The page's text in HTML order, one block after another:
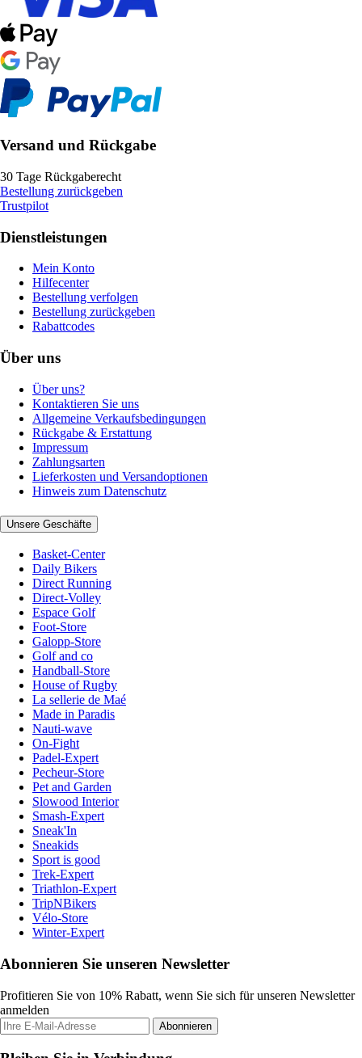
Versand und Rückgabe
30 Tage Rückgaberecht
Bestellung zurückgeben
Trustpilot
Dienstleistungen
Mein Konto
Hilfecenter
Bestellung verfolgen
Bestellung zurückgeben
Rabattcodes
Über uns
Über uns?
Kontaktieren Sie uns
Allgemeine Verkaufsbedingungen
Rückgabe & Erstattung
Impressum
Zahlungsarten
Lieferkosten und Versandoptionen
Hinweis zum Datenschutz
Unsere Geschäfte
Basket-Center
Daily Bikers
Direct Running
Direct-Volley
Espace Golf
Foot-Store
Galopp-Store
Golf and co
Handball-Store
House of Rugby
La sellerie de Maé
Made in Paradis
Nauti-wave
On-Fight
Padel-Expert
Pecheur-Store
Pet and Garden
Slowood Interior
Smash-Expert
Sneak'In
Sneakids
Sport is good
Trek-Expert
Triathlon-Expert
TripNBikers
Vélo-Store
Winter-Expert
Abonnieren Sie unseren Newsletter
Profitieren Sie von 10% Rabatt, wenn Sie sich für unseren Newsletter
anmelden
Abonnieren